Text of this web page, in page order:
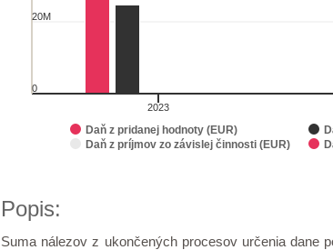
Daň z pridanej hodnoty (EUR)
Daň z príjmov zo závislej činnosti (EUR)
2023
0
20M
Popis:
Suma nálezov z ukončených procesov určenia dane